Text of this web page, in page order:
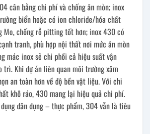
cân bằng chi phí và chống ăn mòn; inox
biển hoặc có ion chloride/hóa chất
Mo, chống rỗ pitting tốt hơn; inox 430 có
tranh, phù hợp nội thất nơi mức ăn mòn
mác inox sẽ chi phối cả hiệu suất vận
trì. Khi dự án liên quan môi trường xâm
an toàn hơn về độ bền vật liệu. Với chi
khô ráo, 430 mang lại hiệu quả chi phí.
dân dụng – thực phẩm, 304 vẫn là tiêu